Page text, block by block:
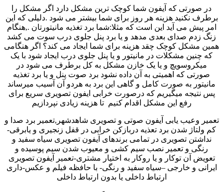
در صورتی که آیفون شما کوچک ترین مشکل دارد اگر مشکل را
برطرف نکنید هزینه هر روز برای شما بیشتر می شود .دلیلی که این
امر پیش می آید این است که مثلا:شما برد تغذیه مانیتورتان .,هنگام
زنگ زدم صدای بعدی مدهد و یا برد پنل جلوی درب سوت می کشد
همین مشکل کوچک چقد هزینه برای شما ایجاد می کند؟ اگر هنگامی
که چنین مشکلات در مانیتور و یا پنل جلوی درب ایجاد شود با یک
میکروسویچ و یا یک خازن مشکل به کل برطرف می شود در
صورتی که اهمیتی به آن داده نشود برد صوت پنل و یا برد تغذیه
مانیتور به صورت کامل و گاهی این برد به هردو آن آسیب میرساند
پس نتیجه میگیریم که درصورت خرابی ایفون تصویری سریع برای
رفع این مشکل اقدام کنیم تا هزینه زیادی نپردازیم
تعمیر وعیب یابی آیفون صوتی و تصویری شاهدشهر,تعمیر برد صدا و
کم ولتاژ شدن برد تعذیه دربازکن خرابی در قفل زنجیری و یابرقی-
نداشتن تصویری در تمامی برندهای آیفون تصویری سیاه سفید و
رنگی و تعمیر نصب سیم کشی و معیوب شدن سیم پوسیده و
تعویض آن توکار و یا روکار به اختیار مشتری-تعمیر آیفون تصویری
ایرانی و خارجی –سیاه سفید و رنگی- با حافظه فیلم و عکس-داری
ارتباط داخلی یا بدون ارتباط داخلی